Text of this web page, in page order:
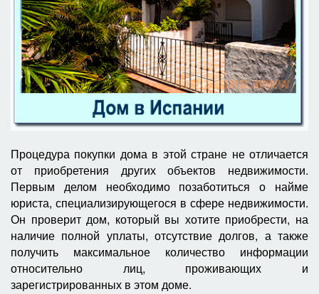
Процедура покупки дома в этой стране не отличается
от приобретения других объектов недвижимости.
Первым делом необходимо позаботиться о найме
юриста, специализирующегося в сфере недвижимости.
Он проверит дом, который вы хотите приобрести, на
наличие полной уплаты, отсутствие долгов, а также
получить максимальное количество информации
относительно лиц, проживающих и
зарегистрированных в этом доме.